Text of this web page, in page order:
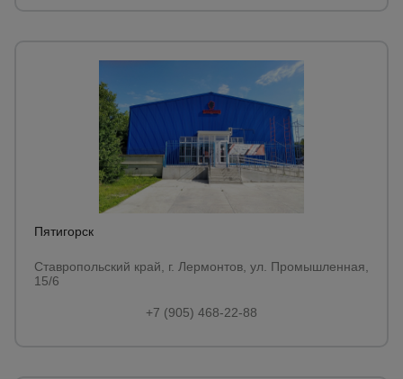
Пятигорск
Ставропольский край, г. Лермонтов, ул. Промышленная,
15/6
+7 (905) 468-22-88